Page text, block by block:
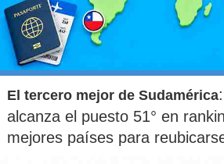
El tercero mejor de Sudamérica
alcanza el puesto 51° en
mejores países para